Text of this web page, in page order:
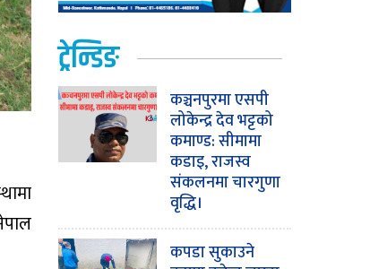
ट्रेन्डिङ
कञ्चनपुरमा एसपी
लोकेन्द्र देव भट्टको
कमाण्ड: सीमामा
कडाइ, राजस्व
संकलनमा चारगुणा
वृद्धि।
कपडा सुकाउने